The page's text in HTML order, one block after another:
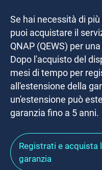
Se hai necessità di
puoi acquistare il
QNAP (QEWS) per
Dopo l'acquisto del
mesi di tempo per
all'estensione della
un'estensione può
garanzia fino a 5 anni.
Registrati e acquista
garanzia